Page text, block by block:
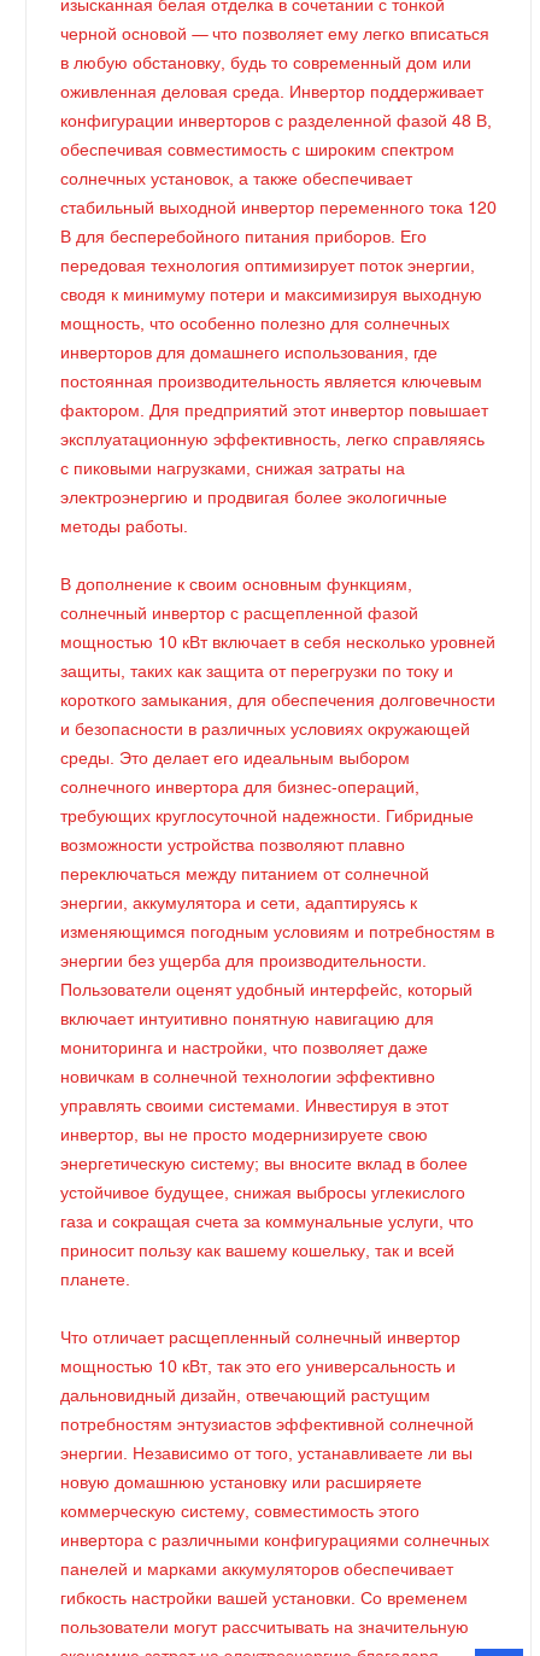
изысканная белая отделка в сочетании с тонкой
черной основой — что позволяет ему легко вписаться
в любую обстановку, будь то современный дом или
оживленная деловая среда. Инвертор поддерживает
конфигурации инверторов с разделенной фазой 48 В,
обеспечивая совместимость с широким спектром
солнечных установок, а также обеспечивает
стабильный выходной инвертор переменного тока 120
В для бесперебойного питания приборов. Его
передовая технология оптимизирует поток энергии,
сводя к минимуму потери и максимизируя выходную
мощность, что особенно полезно для солнечных
инверторов для домашнего использования, где
постоянная производительность является ключевым
фактором. Для предприятий этот инвертор повышает
эксплуатационную эффективность, легко справляясь
с пиковыми нагрузками, снижая затраты на
электроэнергию и продвигая более экологичные
методы работы.
В дополнение к своим основным функциям,
солнечный инвертор с расщепленной фазой
мощностью 10 кВт включает в себя несколько уровней
защиты, таких как защита от перегрузки по току и
короткого замыкания, для обеспечения долговечности
и безопасности в различных условиях окружающей
среды. Это делает его идеальным выбором
солнечного инвертора для бизнес-операций,
требующих круглосуточной надежности. Гибридные
возможности устройства позволяют плавно
переключаться между питанием от солнечной
энергии, аккумулятора и сети, адаптируясь к
изменяющимся погодным условиям и потребностям в
энергии без ущерба для производительности.
Пользователи оценят удобный интерфейс, который
включает интуитивно понятную навигацию для
мониторинга и настройки, что позволяет даже
новичкам в солнечной технологии эффективно
управлять своими системами. Инвестируя в этот
инвертор, вы не просто модернизируете свою
энергетическую систему; вы вносите вклад в более
устойчивое будущее, снижая выбросы углекислого
газа и сокращая счета за коммунальные услуги, что
приносит пользу как вашему кошельку, так и всей
планете.
Что отличает расщепленный солнечный инвертор
мощностью 10 кВт, так это его универсальность и
дальновидный дизайн, отвечающий растущим
потребностям энтузиастов эффективной солнечной
энергии. Независимо от того, устанавливаете ли вы
новую домашнюю установку или расширяете
коммерческую систему, совместимость этого
инвертора с различными конфигурациями солнечных
панелей и марками аккумуляторов обеспечивает
гибкость настройки вашей установки. Со временем
пользователи могут рассчитывать на значительную